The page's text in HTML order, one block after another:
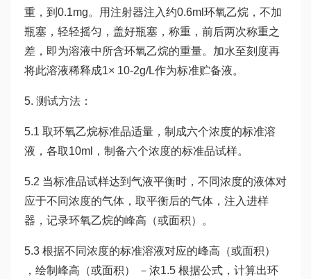
重，到0.1mg。用注射器注入约0.6ml环氧乙烷，不加
瓶塞，轻轻摇匀，盖好瓶塞，称重，前后两次称重之
差，即为溶液中所含环氧乙烷的重量。加水至刻度再
将此溶液稀释成1× 10-2g/L作为标准贮备液。
5. 测试方法：
5.1 取环氧乙烷标准品适量，制成六个浓度的标准溶
液，各取10ml，制备六个浓度的标准品试样。
5.2 当标准品试样达到气液平衡时，不同浓度的液体对
应于不同浓度的气体，取平衡后的气体，注入进样
器，记录环氧乙烷的峰高（或面积）。
5.3 根据不同浓度的标准溶液对应的峰高（或面积）
，绘制峰高（或面积） －浓1.5 根据公式，计算出环